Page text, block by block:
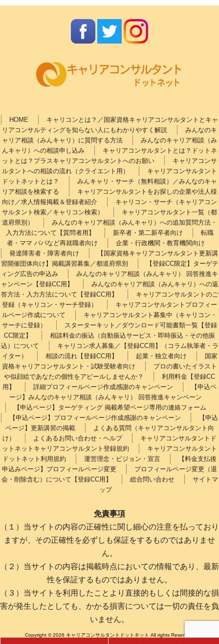
HOME
キャリコンとは？／国家資格キャリアコンサルタントとキャ
リアコンサルティングを知らない人にもわかりやすく解説
みんなのキ
ャリア相談（みんキャリ）に質問する方法
みんなのキャリア相談（み
んキャリ）への相談申し込み
キャリアコンサルタントとは？ドットネ
ットとは？プラスキャリアコンサルタントへのお願い
キャリアコンサ
ルタントへの相談の流れ（クライエント用）
キャリアコンサルタント
ドットネットとは？
みんキャリ・サーチ（無料相談）／みんなのキャ
リア相談を検索する
キャリアコンサルタントをお探しの企業や法人様
向け／求人情報掲載＆登録者紹介
キャリコン・サーチ（キャリアコン
サルタント検索／キャリコン検索）
キャリアコンサルタント一覧（都
道府県別）
みんなのキャリア相談（みんキャリ）への追加質問方法・
入力方法について【質問者用】
新卒者・第二新卒者向け
転職
者・ママ パパなど再就職者向け
企業・行政機関・教育機関向け
発達障害者・障害者向け
【国家資格キャリアコンサルタント更新講
習開催団体向け】掲載講習募集／都道府県別
【登録CC限定】ターゲテ
ィング広告の申込み
みんなのキャリア相談（みんキャリ） 回答推進キ
ャンペーン【登録CC用】
みんなのキャリア相談（みんキャリ）への返
答方法・入力方法について【登録CC用】
キャリアコンサルタントのご
登録（キャリコン・サーチ登録）
キャリアコンサルタントプロフィー
ルページ作成について
キャリアコンサルタント募集中（キャリコン・
サーチに登録）
スターターキット／ダウンロード可能書類一覧【登録
CC限定】
相談料金の振込（自動振込サービス・即時振込・その他振
込）について
キャリコン求人募集／【登録CC用】（コラム執筆者・ラ
イター）
相談の流れ【登録CC用】 起業・独立者向け
国家
資格キャリアコンサルタント・試験受験者向け
プロの書いたイラスト
や似顔絵であなたの個性をアピールしませんか？
利用料金【登録CC
用】
詳細プロフィールページ作成感謝のキャンペーン
【申込ペ
ージ】みんなのキャリア相談（みんキャリ） 回答推進キャンペーン
【申込ページ】ターゲティング 掲載希望ページ専用の連絡フォーム
【申込ページ】プロフィールページ作成感謝のキャンペーン
【申込
ページ】更新講習の掲載
よくある質問（キャリアコンサルタント向
け）
よくあるお問い合わせ・ヘルプ
キャリアコンサルタントド
ットネットキャリアコンサルタント登録規約
キャリアコンサルタント
ドットネット利用規約
運営理念・ビジョン・宣言
【料金支払後
申込みページ】プロフィールページ変更
プロフィールページ変更（退
会・削除含む）について【登録CC用】
総合問い合わせ
サイトマ
ップ
免責事項
（１）当サイトの内容の正確性に関し細心の注意を払っており
ますが、その正確性を必ずしも保証をするものではありませ
ん。
（２）当サイトの内容は掲載時点においての情報であり、最新
性を保証するものではありません。
（３）当サイトを利用したことより直接的もしくは間接的な損
害が発生したとしても、かかる損害については一切の責任を負
いません。
Copyright © 2026 キャリアコンサルタントドットネット All rights Reserved.